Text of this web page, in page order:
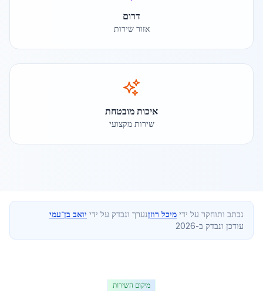
דרום
אזור שירות
איכות מובטחת
שירות מקצועי
נכתב ותוחקר על ידי מיכל רוזןנערך ונבדק על ידי יואב בן־עמי
עודכן ונבדק ב-2026
מיקום השירות